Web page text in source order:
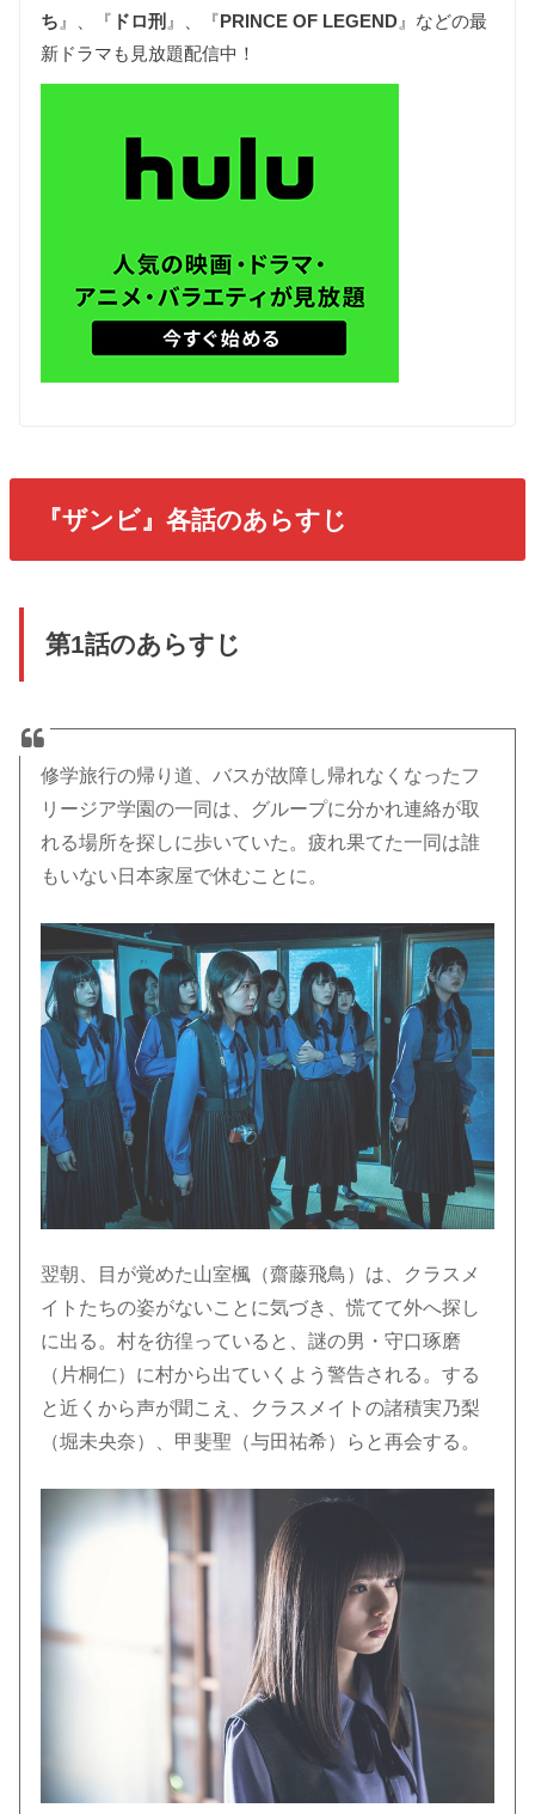
ち 』、『 ドロ刑 』、『PRINCE OF LEGEND 』などの最
新ドラマも見放題配信中！
『ザンビ』各話のあらすじ
第1話のあらすじ
修学旅行の帰り道、バスが故障し帰れなくなったフ
リージア学園の一同は、グループに分かれ連絡が取
れる場所を探しに歩いていた。疲れ果てた一同は誰
もいない日本家屋で休むことに。
翌朝、目が覚めた山室楓（齋藤飛鳥）は、クラスメ
イトたちの姿がないことに気づき、慌てて外へ探し
に出る。村を彷徨っていると、謎の男・守口琢磨
（片桐仁）に村から出ていくよう警告される。する
と近くから声が聞こえ、クラスメイトの諸積実乃梨
（堀未央奈）、甲斐聖（与田祐希）らと再会する。